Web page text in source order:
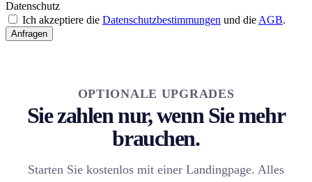
Datenschutz
Ich akzeptiere die Datenschutzbestimmungen und die AGB.
Anfragen
OPTIONALE UPGRADES
Sie zahlen nur, wenn Sie mehr
brauchen.
Starten Sie kostenlos mit einer Landingpage. Alles